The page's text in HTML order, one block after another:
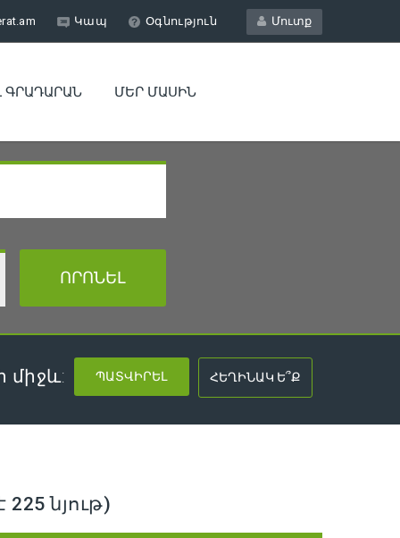
Մուտք
Կապ Օգնություն
ԳՐԱԴԱՐԱՆ ՄԵՐ ՄԱՍԻՆ
միջև:
նյութ)